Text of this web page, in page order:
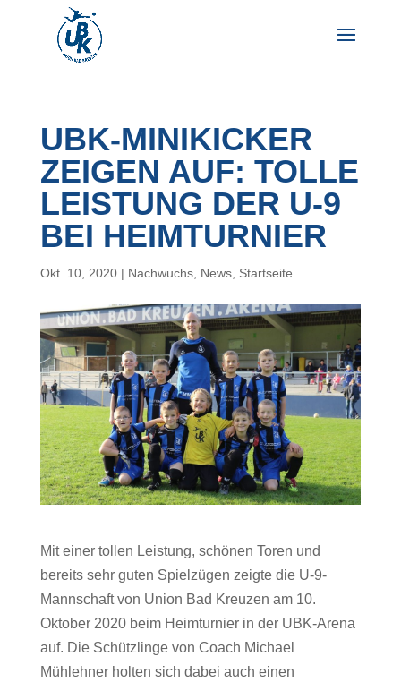
UBK-MINIKICKER
ZEIGEN AUF: TOLLE
LEISTUNG DER U-9
BEI HEIMTURNIER
Okt. 10, 2020| Nachwuchs, News, Startseite
Mit einer tollen Leistung, schönen Toren und
bereits sehr guten Spielzügen zeigte die U-9-
Mannschaft von Union Bad Kreuzen am 10.
Oktober 2020 beim Heimturnier in der UBK-Arena
auf. Die Schützlinge von Coach Michael
Mühlehner holten sich dabei auch einen